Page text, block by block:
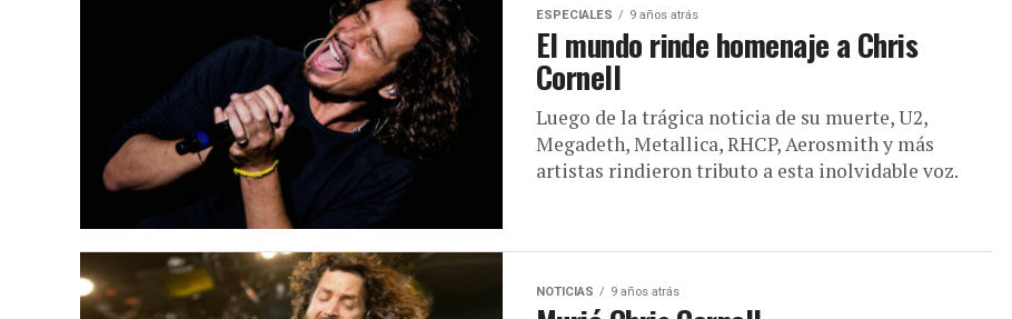
ESPECIALES 9 años atrás
El mundo rinde homenaje a Chris
Cornell
Luego de la trágica noticia de su muerte, U2,
Megadeth, Metallica, RHCP, Aerosmith y más
artistas rindieron tributo a esta inolvidable voz.
NOTICIAS 9 años atrás